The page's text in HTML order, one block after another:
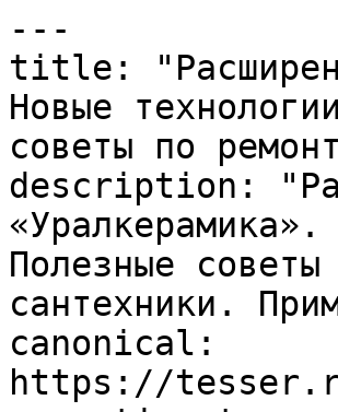
---
title:
Новые
советы по
description:
Полезные
сантехники.
canonical:
https://